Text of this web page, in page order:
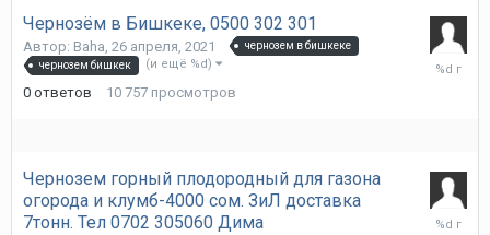
Чернозём в Бишкеке, 0500 302 301
Автор: Baha, 26 апреля, 2021
чернозем в бишкеке
чернозем бишкек
(и ещё %d)
0 ответов 10 757 просмотров
26
Чернозем горный плодородный для газона
огорода и клумб-4000 сом. ЗиЛ доставка
7тонн. Тел 0702 305060 Дима
15